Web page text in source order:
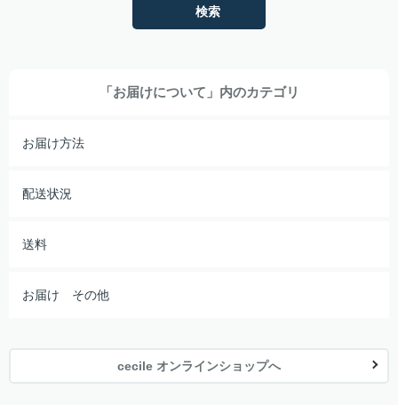
検索
「お届けについて」内のカテゴリ
お届け方法
配送状況
送料
お届け その他
cecile オンラインショップへ